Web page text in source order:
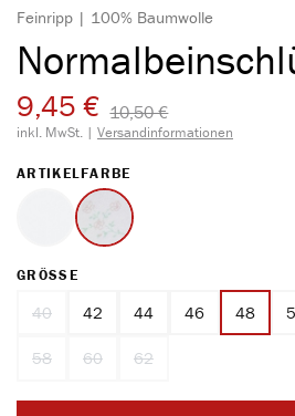
Feinripp | 100% Baumwolle
9,45 € 10,50 €​
inkl. MwSt. | Versandinformationen
ARTIKELFARBE
weiss Druck
GRÖSSE AUSWÄHLEN
40(Diese Option ist zurzeit nicht verfügbar.)
42 44 46 48
58(Diese Option ist zurzeit nicht verfügbar.)
60(Diese Option ist zurzeit nicht
62(Diese Option ist zurzeit